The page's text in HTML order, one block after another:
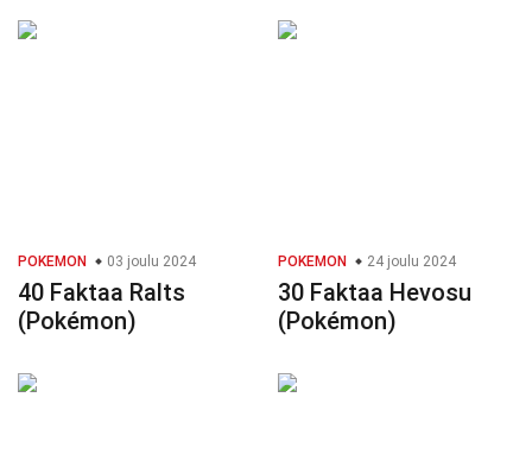
POKEMON 03 joulu 2024
40 Faktaa Ralts
(Pokémon)
POKEMON 24 joulu 2024
30 Faktaa Hevosu
(Pokémon)